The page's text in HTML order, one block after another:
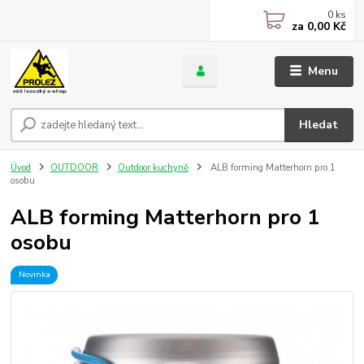
Menu
Hledat
0 ks
za 0,00 Kč
Úvod OUTDOOR Outdoor kuchyně
ALB forming Matterhorn pro 1
osobu
ALB forming Matterhorn pro 1
osobu
Novinka